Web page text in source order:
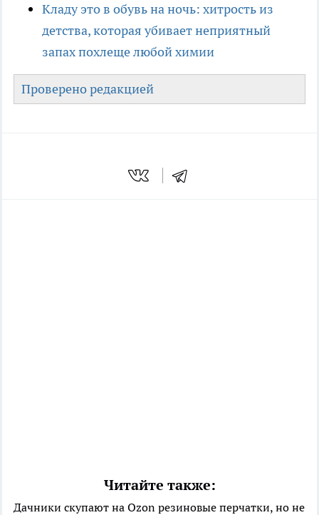
Кладу это в обувь на ночь: хитрость из
детства, которая убивает неприятный
запах похлеще любой химии
Проверено редакцией
Читайте также:
Дачники скупают на Ozon резиновые перчатки, но не